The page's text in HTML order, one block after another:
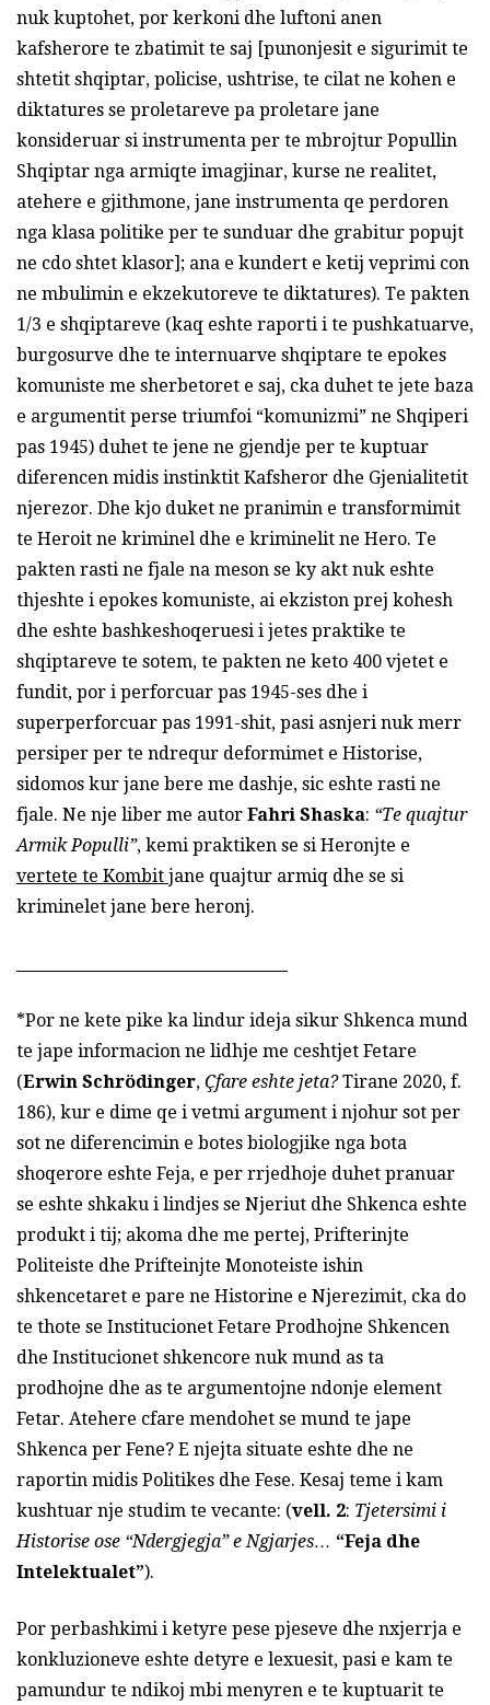
nuk kuptohet, por kerkoni dhe luftoni anen
kafsherore te zbatimit te saj [punonjesit e sigurimit te
shtetit shqiptar, policise, ushtrise, te cilat ne kohen e
diktatures se proletareve pa proletare jane
konsideruar si instrumenta per te mbrojtur Popullin
Shqiptar nga armiqte imagjinar, kurse ne realitet,
atehere e gjithmone, jane instrumenta qe perdoren
nga klasa politike per te sunduar dhe grabitur popujt
ne cdo shtet klasor]; ana e kundert e ketij veprimi con
ne mbulimin e ekzekutoreve te diktatures). Te pakten
1/3 e shqiptareve (kaq eshte raporti i te pushkatuarve,
burgosurve dhe te internuarve shqiptare te epokes
komuniste me sherbetoret e saj, cka duhet te jete baza
e argumentit perse triumfoi “komunizmi” ne Shqiperi
pas 1945) duhet te jene ne gjendje per te kuptuar
diferencen midis instinktit Kafsheror dhe Gjenialitetit
njerezor. Dhe kjo duket ne pranimin e transformimit
te Heroit ne kriminel dhe e kriminelit ne Hero. Te
pakten rasti ne fjale na meson se ky akt nuk eshte
thjeshte i epokes komuniste, ai ekziston prej kohesh
dhe eshte bashkeshoqeruesi i jetes praktike te
shqiptareve te sotem, te pakten ne keto 400 vjetet e
fundit, por i perforcuar pas 1945-ses dhe i
superperforcuar pas 1991-shit, pasi asnjeri nuk merr
persiper per te ndrequr deformimet e Historise,
sidomos kur jane bere me dashje, sic eshte rasti ne
fjale. Ne nje liber me autor Fahri Shaska: “Te quajtur
Armik Populli”, kemi praktiken se si Heronjte e
vertete te Kombit jane quajtur armiq dhe se si
kriminelet jane bere heronj.
*Por ne kete pike ka lindur ideja sikur Shkenca mund
te jape informacion ne lidhje me ceshtjet Fetare
(Erwin Schrödinger, Çfare eshte jeta?Tirane 2020, f.
186), kur e dime qe i vetmi argument i njohur sot per
sot ne diferencimin e botes biologjike nga bota
shoqerore eshte Feja, e per rrjedhoje duhet pranuar
se eshte shkaku i lindjes se Njeriut dhe Shkenca eshte
produkt i tij; akoma dhe me pertej, Prifterinjte
Politeiste dhe Prifteinjte Monoteiste ishin
shkencetaret e pare ne Historine e Njerezimit, cka do
te thote se Institucionet Fetare Prodhojne Shkencen
dhe Institucionet shkencore nuk mund as ta
prodhojne dhe as te argumentojne ndonje element
Fetar. Atehere cfare mendohet se mund te jape
Shkenca per Fene? E njejta situate eshte dhe ne
raportin midis Politikes dhe Fese. Kesaj teme i kam
kushtuar nje studim te vecante: (vell. 2: Tjetersimi i
Historise ose “Ndergjegja” e Ngjarjes… “Feja dhe
Intelektualet”).
Por perbashkimi i ketyre pese pjeseve dhe nxjerrja e
konkluzioneve eshte detyre e lexuesit, pasi e kam te
pamundur te ndikoj mbi menyren e te kuptuarit te